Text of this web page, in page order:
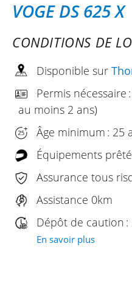
VOGE DS 625 X
CONDITIONS DE
Disponible sur
Permis nécessaire
au moins 2 ans)
Âge minimum : 25
Équipements
Assurance tous
Assistance 0km
Dépôt de caution :
En savoir plus